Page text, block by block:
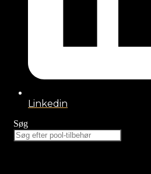
Linkedin
Søg